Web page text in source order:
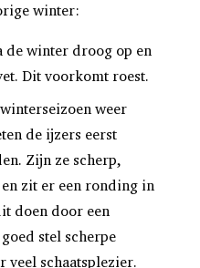
winter:
de winter droog op en
Dit voorkomt roest.
weer
de ijzers eerst
Zijn ze scherp,
zit er een ronding in
doen door een
stel scherpe
veel schaatsplezier.